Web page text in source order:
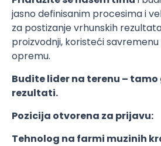
jasno definisanim procesima i
za postizanje vrhunskih
proizvodnji, koristeći
opremu.
Budite lider na terenu –
rezultati.
Pozicija otvorena za prijavu:
Tehnolog na farmi muzinih